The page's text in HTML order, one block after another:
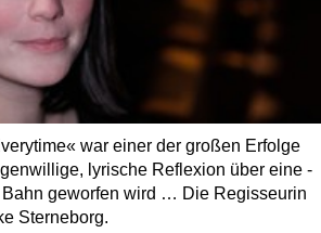
war einer der großen Erfolge
lyrische Reflexion über eine
Bahn geworfen wird … Die Regisseurin
Sterneborg.